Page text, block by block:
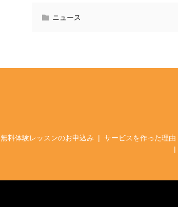
ニュース
無料体験レッスンのお申込み サービスを作った理由